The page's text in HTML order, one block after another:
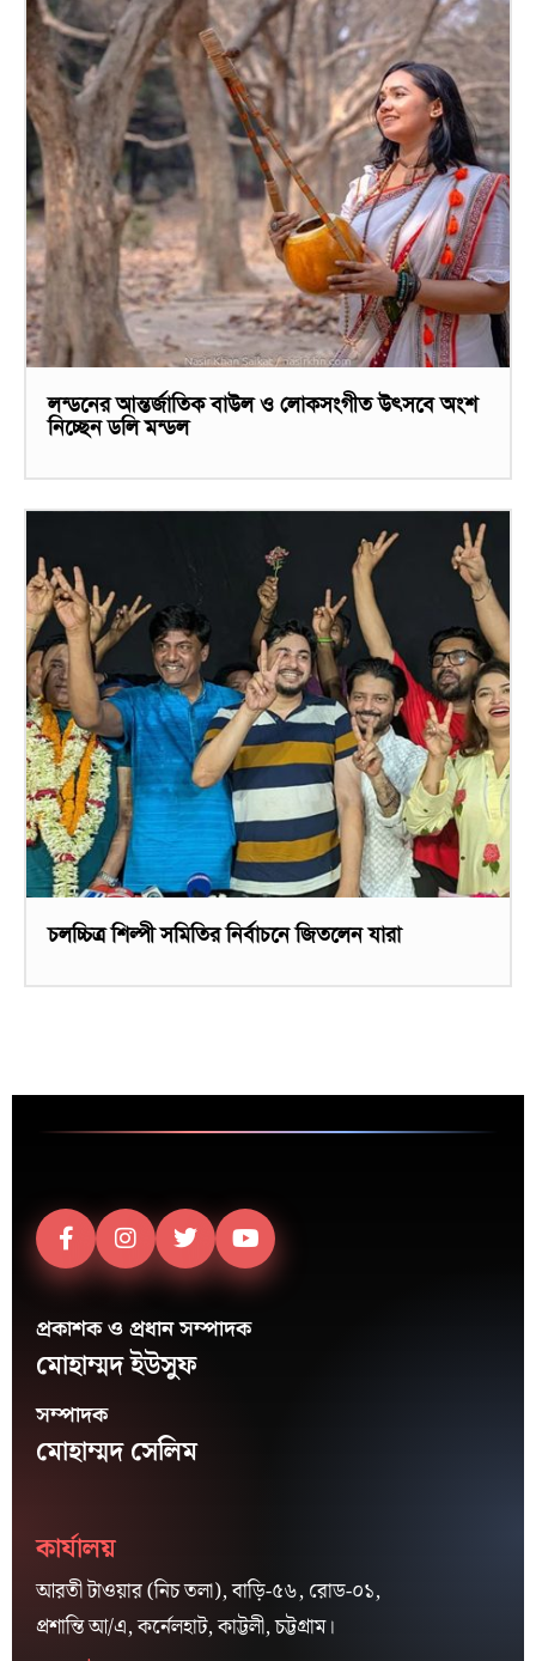
লন্ডনের আন্তর্জাতিক বাউল ও লোকসংগীত উৎসবে অংশ
নিচ্ছেন ডলি মন্ডল
চলচ্চিত্র শিল্পী সমিতির নির্বাচনে জিতলেন যারা
প্রকাশক ও প্রধান সম্পাদক
মোহাম্মদ ইউসুফ
সম্পাদক
মোহাম্মদ সেলিম
কার্যালয়
আরতী টাওয়ার (নিচ তলা), বাড়ি-৫৬, রোড-০১,
প্রশান্তি আ/এ, কর্নেলহাট, কাট্টলী, চট্টগ্রাম।